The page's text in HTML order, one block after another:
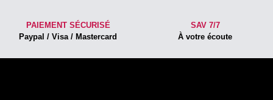
PAIEMENT SÉCURISÉ
Paypal / Visa / Mastercard
SAV 7/7
À votre écoute